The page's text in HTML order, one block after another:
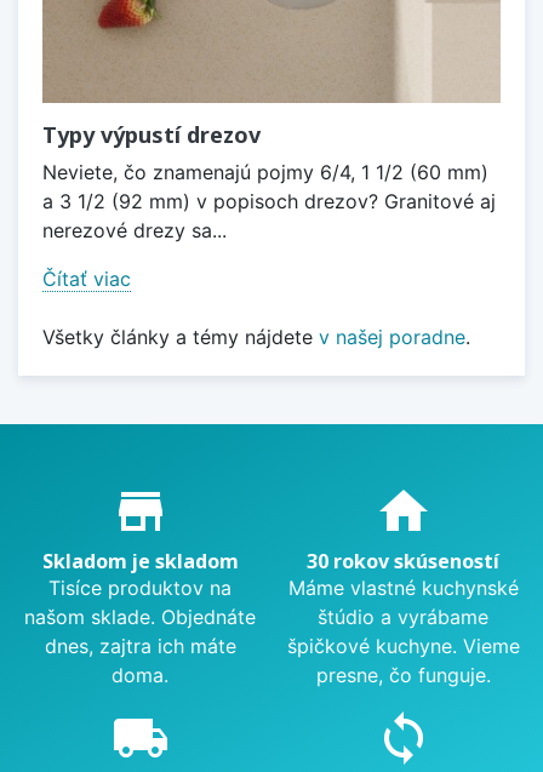
Typy výpustí drezov
Neviete, čo znamenajú pojmy 6/4, 1 1/2 (60 mm)
a 3 1/2 (92 mm) v popisoch drezov? Granitové aj
nerezové drezy sa...
Čítať viac
Všetky články a témy nájdete v našej poradne.
Proč nakupovat u nás?
store_mall_directory
Skladom je skladom
Tisíce produktov na
našom sklade. Objednáte
dnes, zajtra ich máte
doma.
home
30 rokov skúseností
Máme vlastné kuchynské
štúdio a vyrábame
špičkové kuchyne. Vieme
presne, čo funguje.
local_shipping sync